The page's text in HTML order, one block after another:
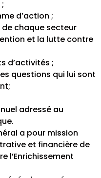
d’action ;
de chaque secteur
et la lutte contre
d’activités ;
questions qui lui sont
adressé au
a pour mission
et financière de
l’Enrichissement